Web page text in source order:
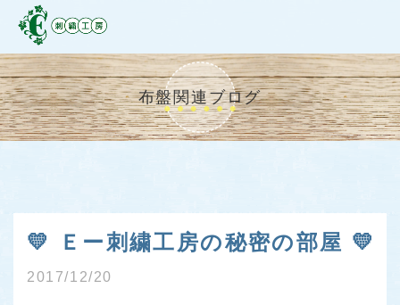
布盤関連ブログ
💛 Ｅー刺繍工房の秘密の部屋 💛
2017/12/20